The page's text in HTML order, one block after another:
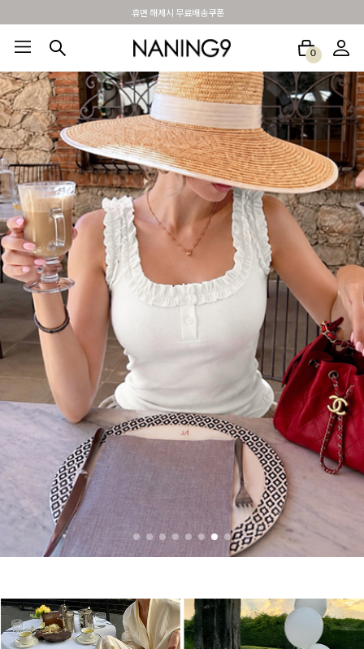
BEST 포토리뷰 - 매주 2명추첨 3만원쿠폰
0
BEST100🤍 NEW5% 베스트재진행 썸머여행룩 아울렛 하객&모임룩